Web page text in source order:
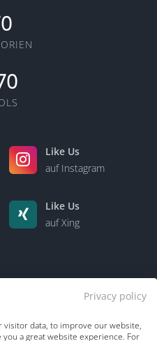
Like Us
auf Instagram
Like Us
auf Xing
Kontakt Über uns
Privacy policy
visitor data, to improve our website,
a great website experience. For